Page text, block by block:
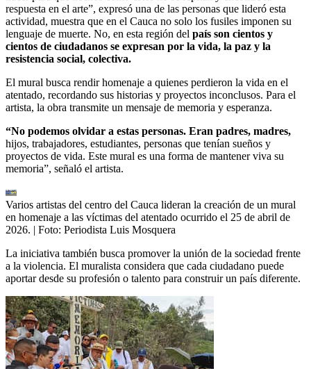
respuesta en el arte”, expresó una de las personas que lideró esta
actividad, muestra que en el Cauca no solo los fusiles imponen su
lenguaje de muerte. No, en esta región del país son cientos y
cientos de ciudadanos se expresan por la vida, la paz y la
resistencia social, colectiva.
El mural busca rendir homenaje a quienes perdieron la vida en el
atentado, recordando sus historias y proyectos inconclusos. Para el
artista, la obra transmite un mensaje de memoria y esperanza.
“No podemos olvidar a estas personas. Eran padres, madres,
hijos, trabajadores, estudiantes, personas que tenían sueños y
proyectos de vida. Este mural es una forma de mantener viva su
memoria”, señaló el artista.
Varios artistas del centro del Cauca lideran la creación de un mural
en homenaje a las víctimas del atentado ocurrido el 25 de abril de
2026. | Foto: Periodista Luis Mosquera
La iniciativa también busca promover la unión de la sociedad frente
a la violencia. El muralista considera que cada ciudadano puede
aportar desde su profesión o talento para construir un país diferente.